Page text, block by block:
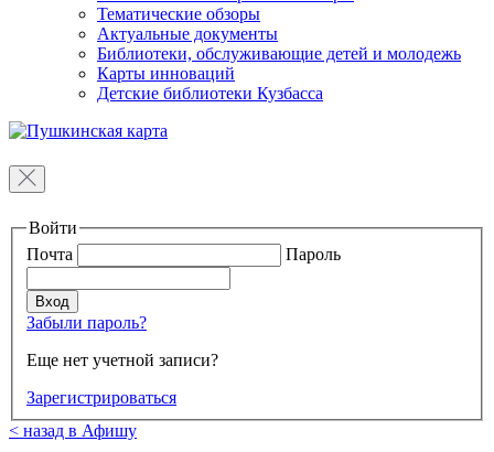
Тематические обзоры
Актуальные документы
Библиотеки, обслуживающие детей и молодежь
Карты инноваций
Детские библиотеки Кузбасса
Войти
Почта
Пароль
Забыли пароль?
Еще нет учетной записи?
Зарегистрироваться
< назад в Афишу